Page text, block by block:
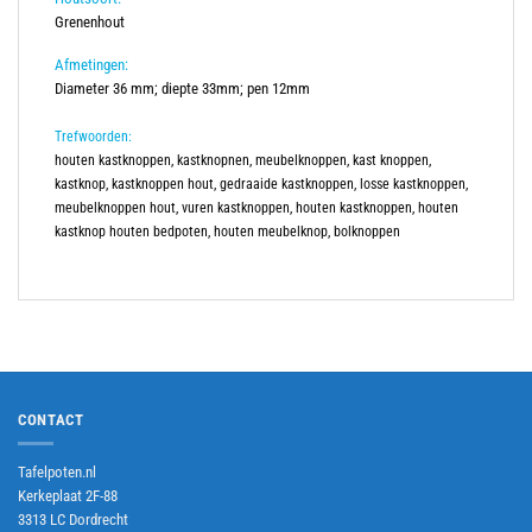
Grenenhout
Afmetingen:
Diameter 36 mm; diepte 33mm; pen 12mm
Trefwoorden:
houten kastknoppen, kastknopnen, meubelknoppen, kast knoppen,
kastknop, kastknoppen hout, gedraaide kastknoppen, losse kastknoppen,
meubelknoppen hout, vuren kastknoppen, houten kastknoppen, houten
kastknop houten bedpoten, houten meubelknop, bolknoppen
CONTACT
Tafelpoten.nl
Kerkeplaat 2F-88
3313 LC Dordrecht